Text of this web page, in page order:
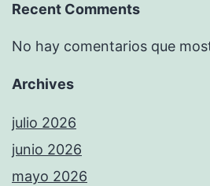
Recent Comments
No hay comentarios que
Archives
julio 2026
junio 2026
mayo 2026